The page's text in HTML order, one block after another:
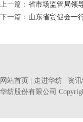
上一篇： 省市场监管局领
下一篇： 山东省贸促会一
网站首页 走进华纺 资
华纺股份有限公司